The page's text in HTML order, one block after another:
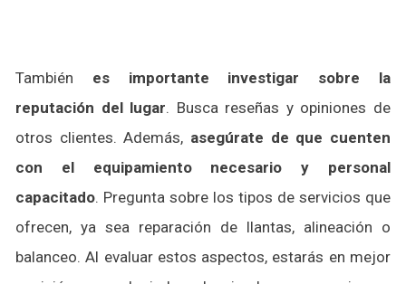
También es importante investigar sobre la
reputación del lugar. Busca reseñas y opiniones de
otros clientes. Además, asegúrate de que cuenten
con el equipamiento necesario y personal
capacitado. Pregunta sobre los tipos de servicios que
ofrecen, ya sea reparación de llantas, alineación o
balanceo. Al evaluar estos aspectos, estarás en mejor